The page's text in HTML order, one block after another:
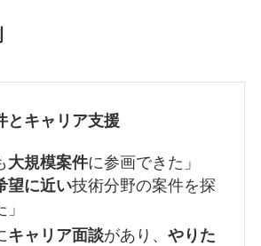
とキャリア支援
大規模案件に参画できた」
望に近い技術分野の案件を探
キャリア面談があり、 やりた